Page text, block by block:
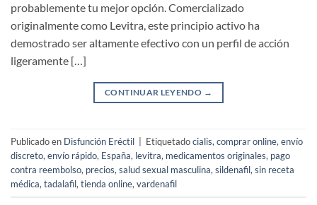
probablemente tu mejor opción. Comercializado
originalmente como Levitra, este principio activo ha
demostrado ser altamente efectivo con un perfil de acción
ligeramente […]
CONTINUAR LEYENDO →
Publicado en Disfunción Eréctil | Etiquetadocialis, comprar online, envío
discreto, envío rápido, España, levitra, medicamentos originales, pago
contra reembolso, precios, salud sexual masculina, sildenafil, sin receta
médica, tadalafil, tienda online, vardenafil